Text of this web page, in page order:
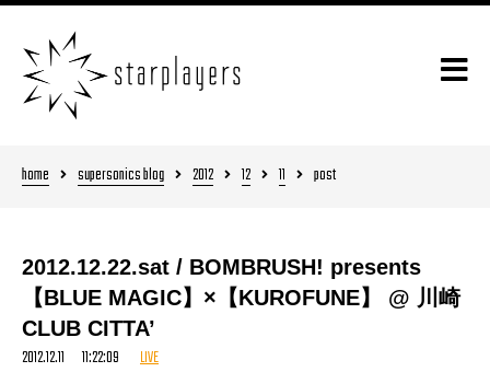
home supersonics blog 2012 12 11 post
2012.12.22.sat / BOMBRUSH! presents
【BLUE MAGIC】×【KUROFUNE】 @ 川崎
CLUB CITTA’
2012.12.11 11:22:09 LIVE